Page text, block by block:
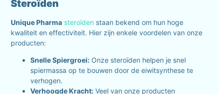
Steroïden
Unique Pharma steroïden staan bekend om hun hoge
kwaliteit en effectiviteit. Hier zijn enkele voordelen van onze
producten:
Snelle Spiergroei: Onze steroïden helpen je snel
spiermassa op te bouwen door de eiwitsynthese te
verhogen.
Verhoogde Kracht: Veel van onze producten